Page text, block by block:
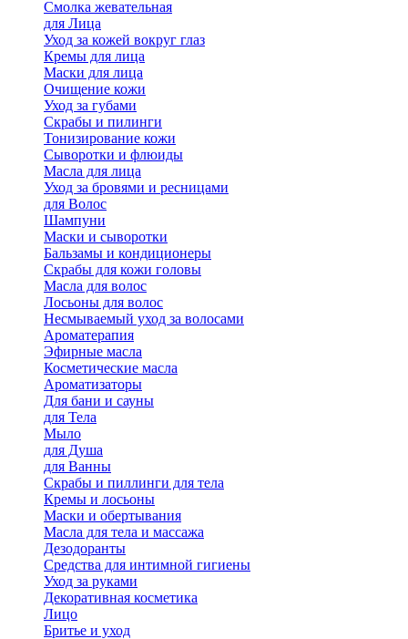
Смолка жевательная
для Лица
Уход за кожей вокруг глаз
Кремы для лица
Маски для лица
Очищение кожи
Уход за губами
Скрабы и пилинги
Тонизирование кожи
Сыворотки и флюиды
Масла для лица
Уход за бровями и ресницами
для Волос
Шампуни
Маски и сыворотки
Бальзамы и кондиционеры
Скрабы для кожи головы
Масла для волос
Лосьоны для волос
Несмываемый уход за волосами
Ароматерапия
Эфирные масла
Косметические масла
Ароматизаторы
Для бани и сауны
для Тела
Мыло
для Душа
для Ванны
Скрабы и пиллинги для тела
Кремы и лосьоны
Маски и обертывания
Масла для тела и массажа
Дезодоранты
Средства для интимной гигиены
Уход за руками
Декоративная косметика
Лицо
Бритье и уход